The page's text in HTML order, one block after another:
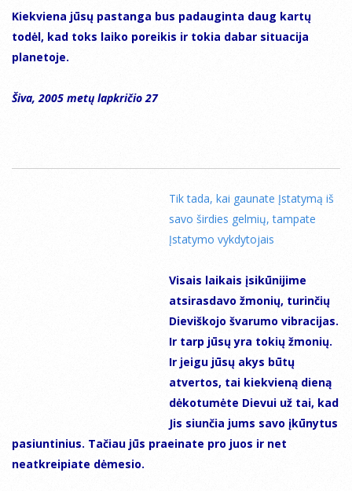
Kiekviena jūsų pastanga bus padauginta daug kartų
todėl, kad toks laiko poreikis ir tokia dabar situacija
planetoje.
Šiva, 2005 metų lapkričio 27
Tik tada, kai gaunate Įstatymą iš
savo širdies gelmių, tampate
Įstatymo vykdytojais
Visais laikais įsikūnijime
atsirasdavo žmonių, turinčių
Dieviškojo švarumo vibracijas.
Ir tarp jūsų yra tokių žmonių.
Ir jeigu jūsų akys būtų
atvertos, tai kiekvieną dieną
dėkotumėte Dievui už tai, kad
Jis siunčia jums savo įkūnytus
pasiuntinius. Tačiau jūs praeinate pro juos ir net
neatkreipiate dėmesio.